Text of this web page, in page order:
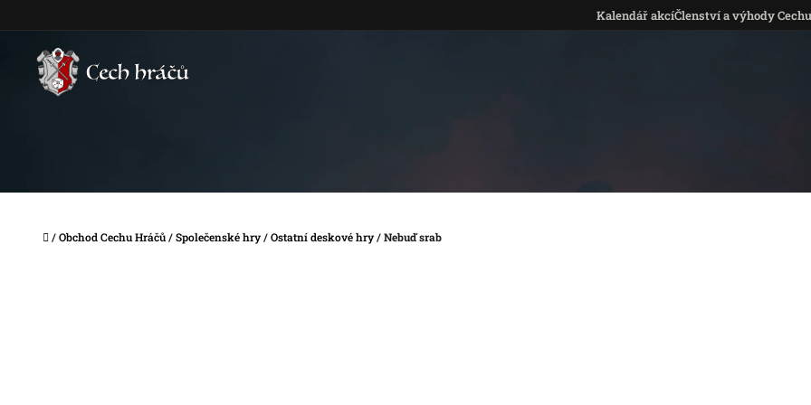
Kalendář akcíČlenství a výhody Cechu
Domů
/Obchod Cechu Hráčů/Společenské hry/Ostatní deskové hry/Nebuď srab